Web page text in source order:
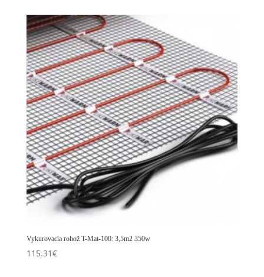
Vykurovacia rohož T-Mat-100: 3,5m2 350w
115.31€